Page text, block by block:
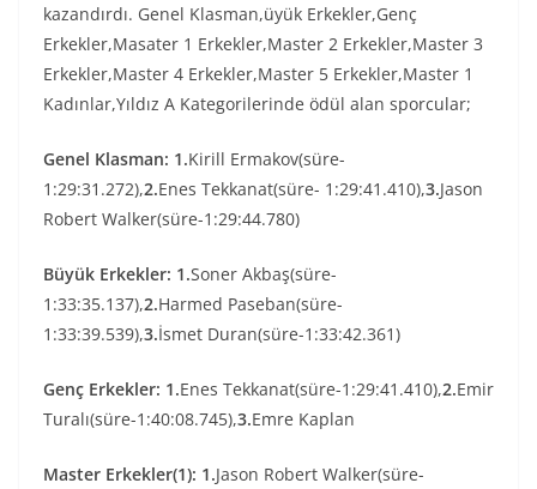
kazandırdı. Genel Klasman,üyük Erkekler,Genç
Erkekler,Masater 1 Erkekler,Master 2 Erkekler,Master 3
Erkekler,Master 4 Erkekler,Master 5 Erkekler,Master 1
Kadınlar,Yıldız A Kategorilerinde ödül alan sporcular;
Genel Klasman: 1.Kirill Ermakov(süre-
1:29:31.272),2.Enes Tekkanat(süre- 1:29:41.410),3.Jason
Robert Walker(süre-1:29:44.780)
Büyük Erkekler: 1.Soner Akbaş(süre-
1:33:35.137),2.Harmed Paseban(süre-
1:33:39.539),3.İsmet Duran(süre-1:33:42.361)
Genç Erkekler: 1.Enes Tekkanat(süre-1:29:41.410),2.Emir
Turalı(süre-1:40:08.745),3.Emre Kaplan
Master Erkekler(1): 1.Jason Robert Walker(süre-